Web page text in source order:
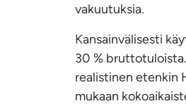
vakuutuksia.
Kansainvälisesti
30 %
realistinen etenkin
mukaan